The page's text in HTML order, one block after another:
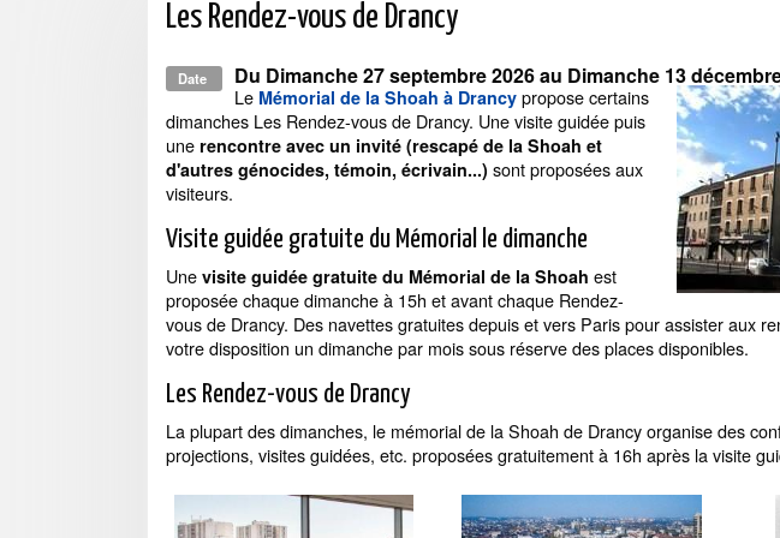
Les Rendez-vous de Drancy
Date Du Dimanche 27 septembre 2026au Dimanche 13
Le Mémorial de la Shoah à Drancy propose certains
dimanches Les Rendez-vous de Drancy. Une visite guidée puis
une rencontre avec un invité (rescapé de la Shoah et
d'autres génocides, témoin, écrivain...) sont proposées aux
visiteurs.
Visite guidée gratuite du Mémorial le dimanche
Une visite guidée gratuite du Mémorial de la Shoah est
proposée chaque dimanche à 15h et avant chaque Rendez-
vous de Drancy. Des navettes gratuites depuis et vers Paris pour assister aux
votre disposition un dimanche par mois sous réserve des places disponibles.
Les Rendez-vous de Drancy
La plupart des dimanches, le mémorial de la Shoah de Drancy organise des
projections, visites guidées, etc. proposées gratuitement à 16h après la visite